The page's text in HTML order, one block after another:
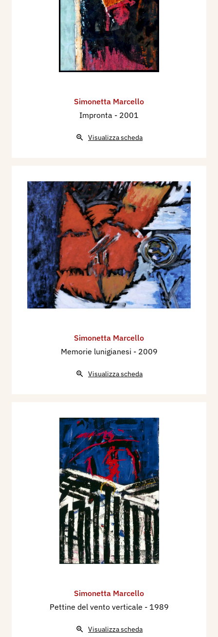
Simonetta Marcello
Impronta - 2001
Visualizza scheda
Simonetta Marcello
Memorie lunigianesi - 2009
Visualizza scheda
Simonetta Marcello
Pettine del vento verticale - 1989
Visualizza scheda